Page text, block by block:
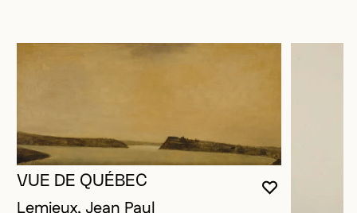
VOUS
FERMER
OUVRIR LA
VUE DE QUÉBEC
Lemieux, Jean Paul